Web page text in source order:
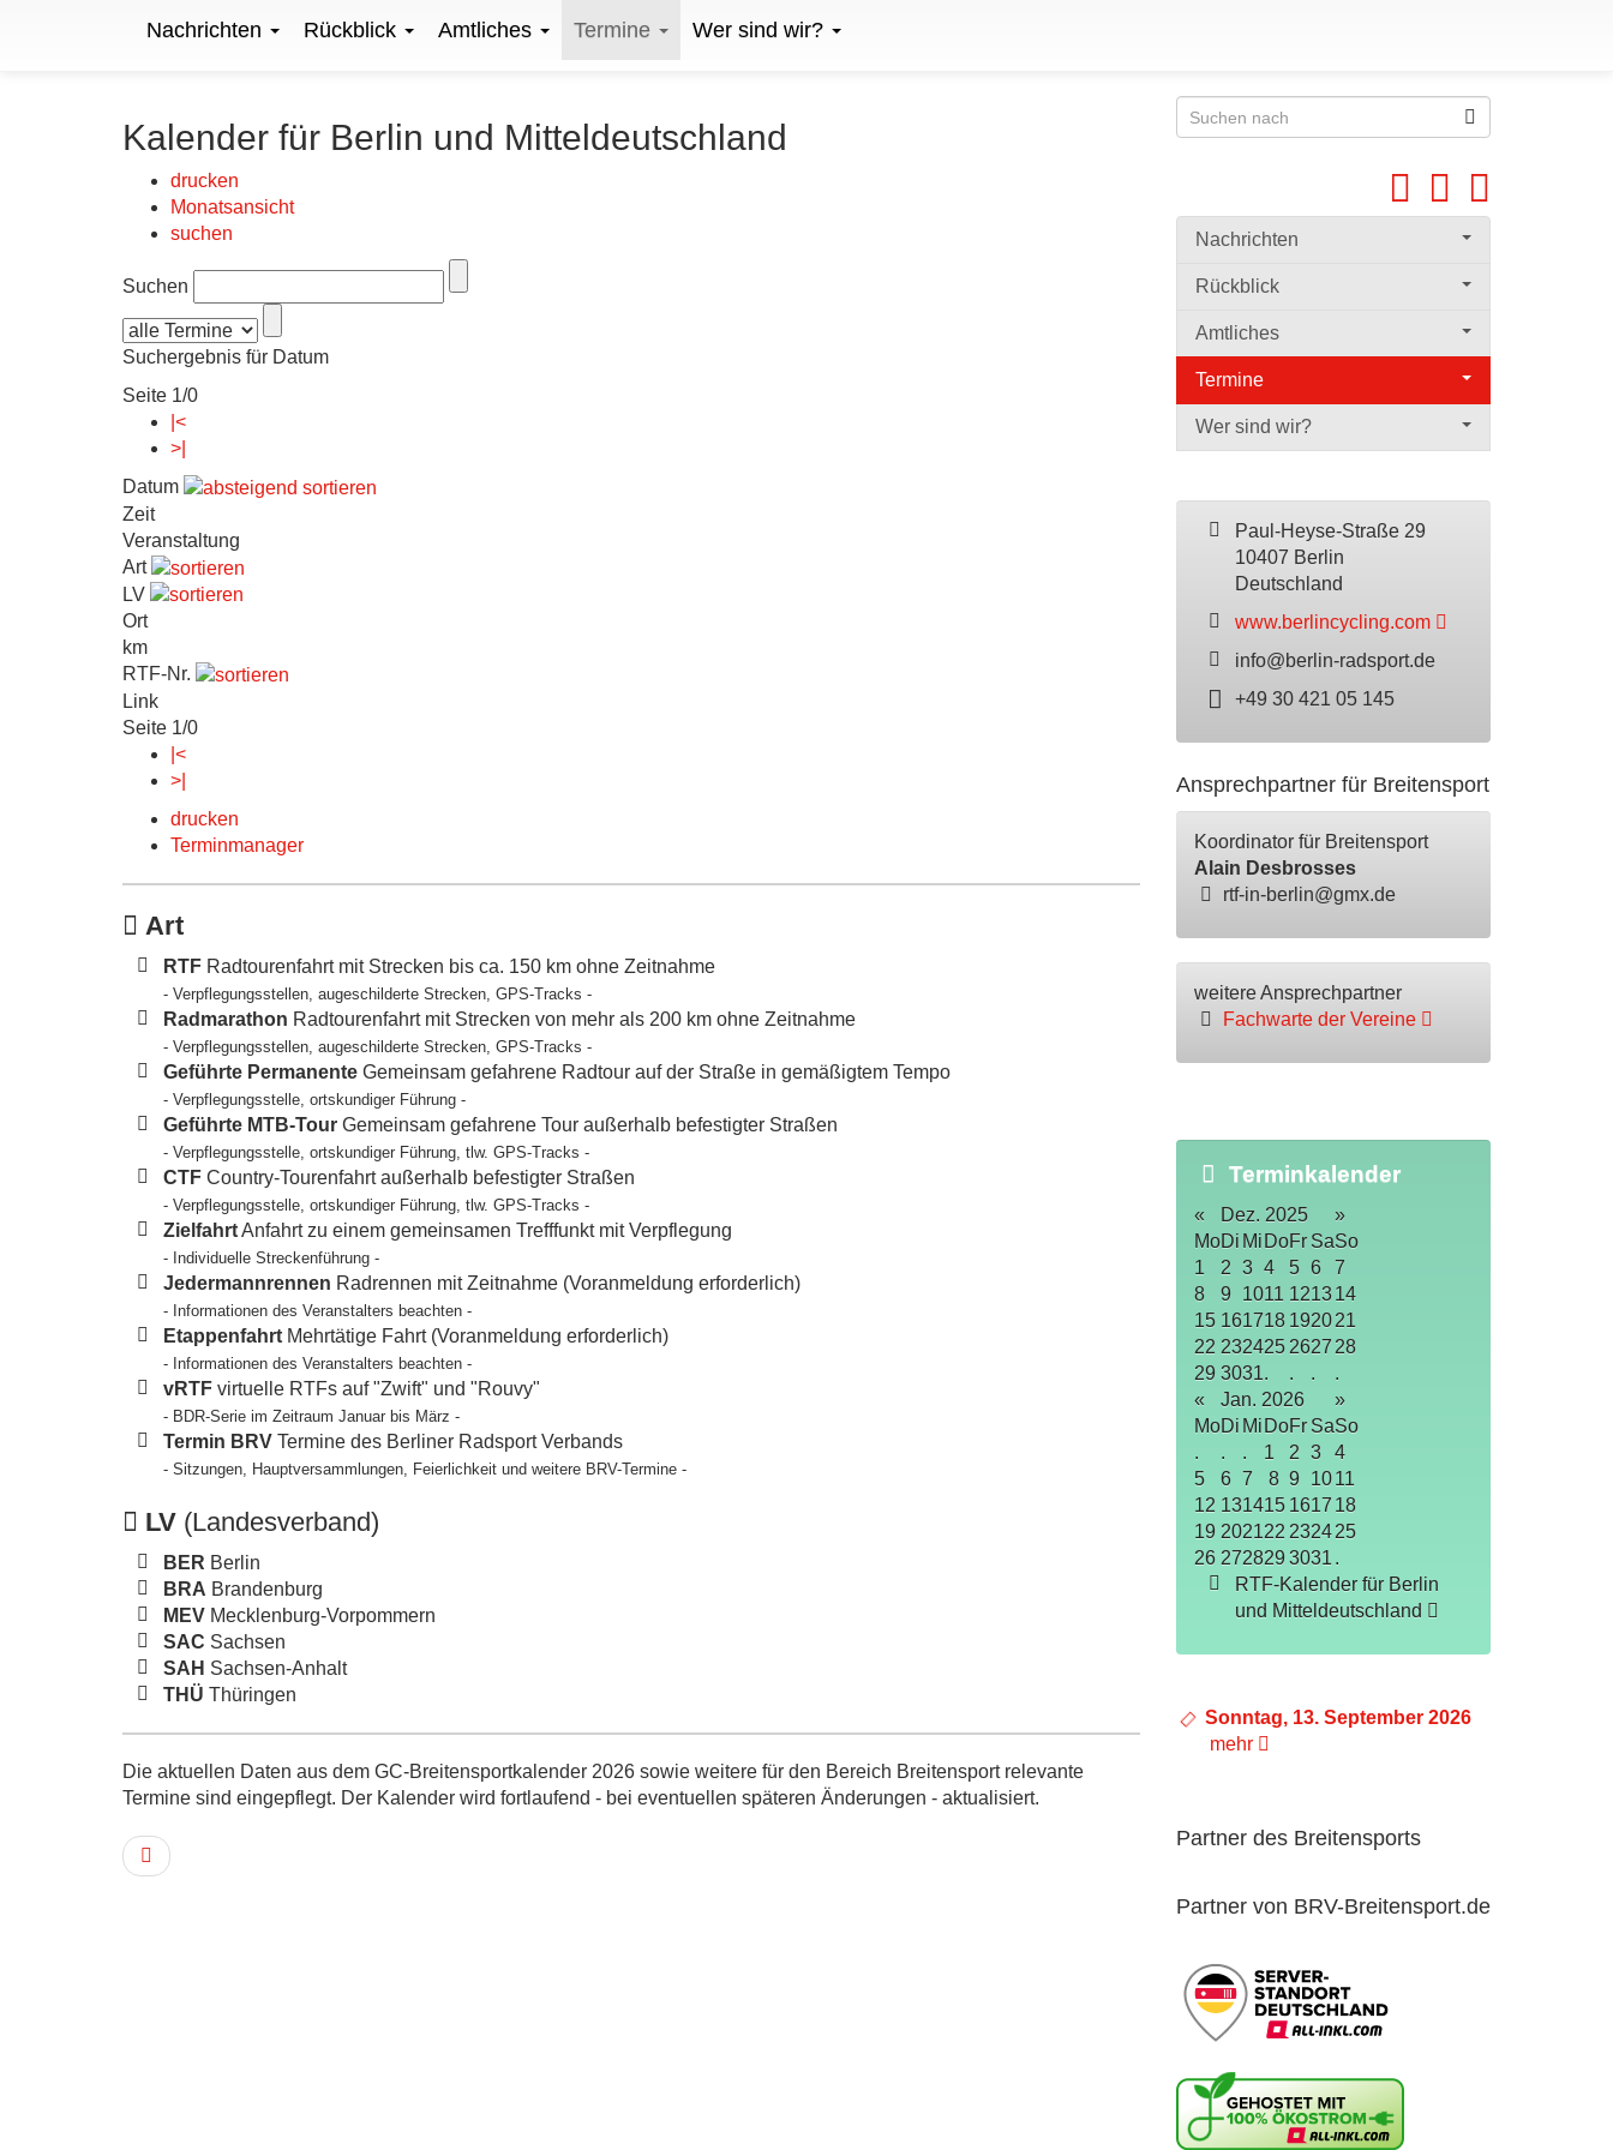
Nachrichten Rückblick Amtliches Termine Wer sind wir?
Kalender für Berlin und Mitteldeutschland
drucken
Monatsansicht
suchen
Suchen
Suchergebnis für Datum
Seite 1/0
|<
>|
Datum
Zeit
Veranstaltung
Art
LV
Ort
km
RTF-Nr.
Link
Seite 1/0
|<
>|
drucken
Terminmanager
Art
RTF Radtourenfahrt mit Strecken bis ca. 150 km ohne Zeitnahme
- Verpflegungsstellen, augeschilderte Strecken, GPS-Tracks -
Radmarathon Radtourenfahrt mit Strecken von mehr als 200 km ohne Zeitnahme
- Verpflegungsstellen, augeschilderte Strecken, GPS-Tracks -
Geführte Permanente Gemeinsam gefahrene Radtour auf der Straße in gemäßigtem Tempo
- Verpflegungsstelle, ortskundiger Führung -
Geführte MTB-Tour Gemeinsam gefahrene Tour außerhalb befestigter Straßen
- Verpflegungsstelle, ortskundiger Führung, tlw. GPS-Tracks -
CTF Country-Tourenfahrt außerhalb befestigter Straßen
- Verpflegungsstelle, ortskundiger Führung, tlw. GPS-Tracks -
ZielfahrtAnfahrt zu einem gemeinsamen Trefffunkt mit Verpflegung
- Individuelle Streckenführung -
Jedermannrennen Radrennen mit Zeitnahme (Voranmeldung erforderlich)
- Informationen des Veranstalters beachten -
Etappenfahrt Mehrtätige Fahrt (Voranmeldung erforderlich)
- Informationen des Veranstalters beachten -
vRTF virtuelle RTFs auf "Zwift" und "Rouvy"
- BDR-Serie im Zeitraum Januar bis März -
Termin BRV Termine des Berliner Radsport Verbands
- Sitzungen, Hauptversammlungen, Feierlichkeit und weitere BRV-Termine -
LV (Landesverband)
BER Berlin
BRA Brandenburg
MEV Mecklenburg-Vorpommern
SAC Sachsen
SAH Sachsen-Anhalt
THÜ Thüringen
Die aktuellen Daten aus dem GC-Breitensportkalender 2026 sowie weitere für den Bereich Breitensport relevante
Termine sind eingepflegt. Der Kalender wird fortlaufend - bei eventuellen späteren Änderungen - aktualisiert.
Nachrichten
Rückblick
Amtliches
Termine
Wer sind wir?
Paul-Heyse-Straße 29
10407 Berlin
Deutschland
www.berlincycling.com
info@berlin-radsport.de
+49 30 421 05 145
Ansprechpartner für Breitensport
Koordinator für Breitensport
Alain Desbrosses
rtf-in-berlin@gmx.de
weitere Ansprechpartner
Fachwarte der Vereine
Terminkalender
« Dez. 2025
»
MoDi Mi DoFr SaSo
1
2 3 4 5 6
7
8
9 1011 1213 14
15 161718 1920 21
22 232425 2627 28
29 3031. . .
.
«
Jan. 2026
»
MoDi Mi DoFr SaSo
.
. . 1 2 3
4
5
6 7 8 9 10 11
12 131415 1617 18
19 202122 2324 25
26 272829 3031 .
RTF-Kalender für Berlin
und Mitteldeutschland
Sonntag, 13. September 2026
mehr
Partner des Breitensports
Partner von BRV-Breitensport.de